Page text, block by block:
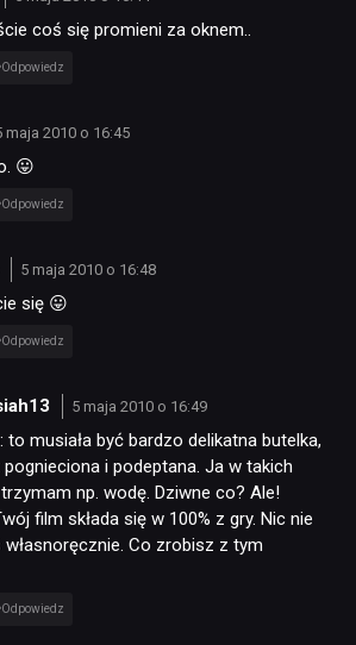
coś się promieni za oknem..
Odpowiedz
maja 2010 o 16:45
😛
Odpowiedz
5 maja 2010 o 16:48
się 😛
Odpowiedz
5 maja 2010 o 16:49
to musiała być bardzo delikatna butelka,
i podeptana. Ja w takich
np. wodę. Dziwne co? Ale!
film składa się w 100% z gry. Nic nie
własnoręcznie. Co zrobisz z tym
Odpowiedz